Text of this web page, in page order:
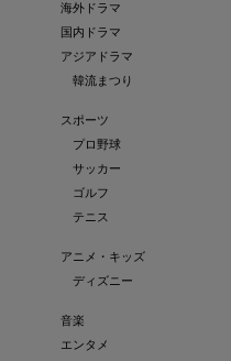
海外ドラマ
国内ドラマ
アジアドラマ
韓流まつり
スポーツ
プロ野球
サッカー
ゴルフ
テニス
アニメ・キッズ
ディズニー
音楽
エンタメ